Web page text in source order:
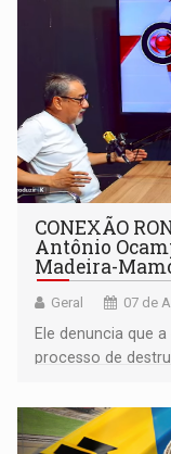
CONEXÃO
Antônio
Madeira-
Geral 07 de
Ele denuncia que
processo de